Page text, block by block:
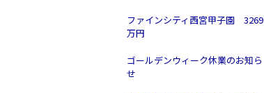
ファインシティ西宮甲子園 3269
万円
ゴールデンウィーク休業のお知ら
せ